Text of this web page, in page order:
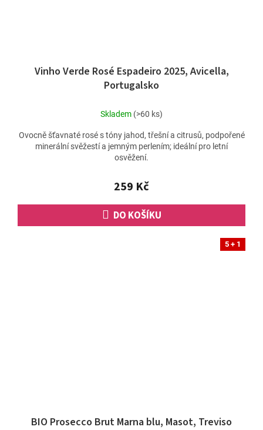
Vinho Verde Rosé Espadeiro 2025, Avicella,
Portugalsko
Skladem (>60 ks)
259 Kč
DO KOŠÍKU
Ovocně šťavnaté rosé s tóny jahod, třešní a citrusů, podpořené
minerální svěžestí a jemným perlením; ideální pro letní
osvěžení.
5 + 1
BIO Prosecco Brut Marna blu, Masot, Treviso